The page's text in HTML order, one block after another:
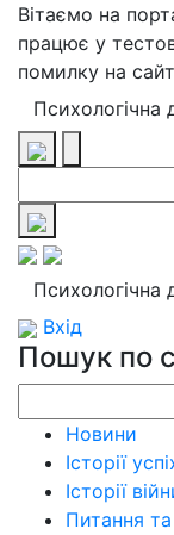
Вітаємо на
працює у
помилку на
Психологічна
Психологічна
Вхід
Пошук по
Новини
Історії
Історії
Питання та